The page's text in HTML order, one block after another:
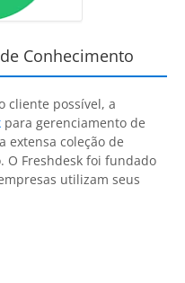
Conhecimento
cliente possível, a
para gerenciamento de
extensa coleção de
O Freshdesk foi fundado
utilizam seus